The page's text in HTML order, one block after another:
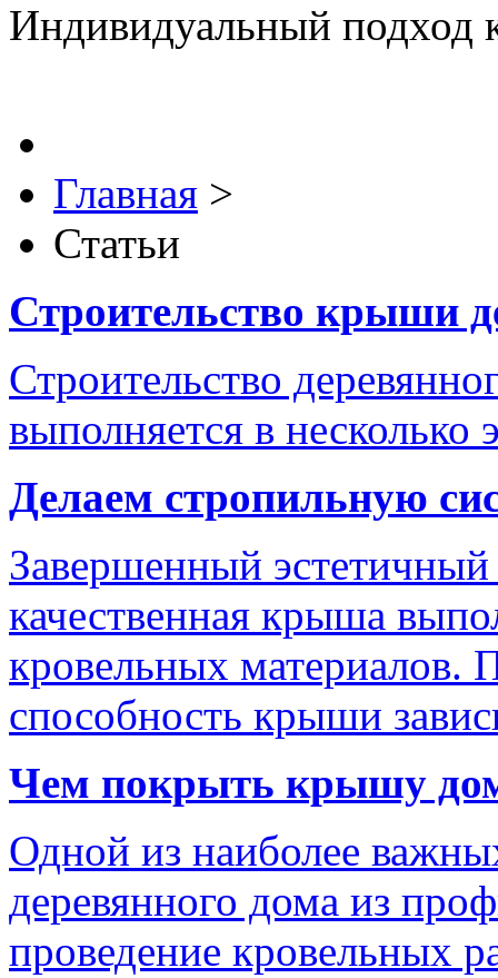
Индивидуальный подход
Главная >
Статьи
Строительство крыши
Строительство
выполняется в несколько
Делаем стропильную
Завершенный
качественная крыша
кровельных материалов.
способность крыши
Чем покрыть крышу
Одной из наиболее
деревянного дома из
проведение кровельных